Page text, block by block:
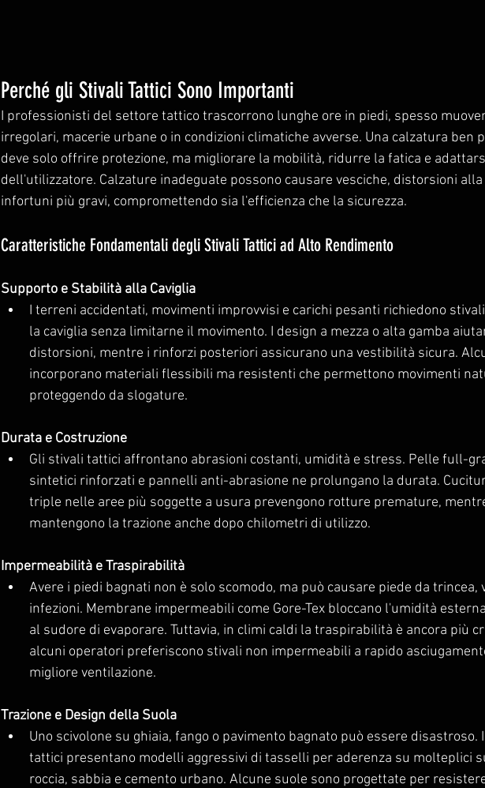
Perché gli Stivali Tattici Sono Importanti
I professionisti del settore tattico trascorrono lunghe ore in piedi, spesso
irregolari, macerie urbane o in condizioni climatiche avverse. Una calzatura ben
deve solo offrire protezione, ma migliorare la mobilità, ridurre la fatica e
dell'utilizzatore. Calzature inadeguate possono causare vesciche, distorsioni
infortuni più gravi, compromettendo sia l'efficienza che la sicurezza.
Caratteristiche Fondamentali degli Stivali Tattici ad Alto Rendimento
Supporto e Stabilità alla Caviglia
I terreni accidentati, movimenti improvvisi e carichi pesanti richiedono
la caviglia senza limitarne il movimento. I design a mezza o alta gamba
distorsioni, mentre i rinforzi posteriori assicurano una vestibilità sicura.
incorporano materiali flessibili ma resistenti che permettono movimenti
proteggendo da slogature.
Durata e Costruzione
Gli stivali tattici affrontano abrasioni costanti, umidità e stress. Pelle full-
sintetici rinforzati e pannelli anti-abrasione ne prolungano la durata.
triple nelle aree più soggette a usura prevengono rotture premature,
mantengono la trazione anche dopo chilometri di utilizzo.
Impermeabilità e Traspirabilità
Avere i piedi bagnati non è solo scomodo, ma può causare piede da trincea,
infezioni. Membrane impermeabili come Gore-Tex bloccano l'umidità
al sudore di evaporare. Tuttavia, in climi caldi la traspirabilità è ancora più
alcuni operatori preferiscono stivali non impermeabili a rapido
migliore ventilazione.
Trazione e Design della Suola
Uno scivolone su ghiaia, fango o pavimento bagnato può essere
tattici presentano modelli aggressivi di tasselli per aderenza su molteplici
roccia, sabbia e cemento urbano. Alcune suole sono progettate per